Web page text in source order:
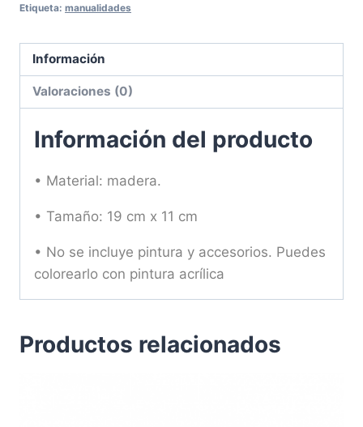
Etiqueta: manualidades
Información
Valoraciones (0)
Información del producto
• Material: madera.
• Tamaño: 19 cm x 11 cm
• No se incluye pintura y accesorios. Puedes
colorearlo con pintura acrílica
Productos relacionados